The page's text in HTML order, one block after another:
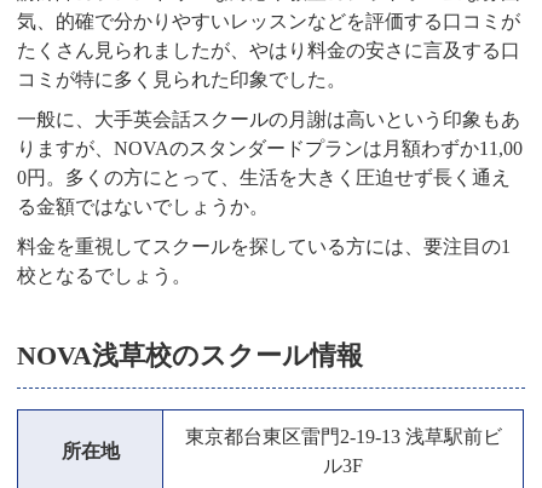
気、的確で分かりやすいレッスンなどを評価する口コミが
たくさん見られましたが、やはり料金の安さに言及する口
コミが特に多く見られた印象でした。
一般に、大手英会話スクールの月謝は高いという印象もあ
りますが、NOVAのスタンダードプランは月額わずか11,00
0円。多くの方にとって、生活を大きく圧迫せず長く通え
る金額ではないでしょうか。
料金を重視してスクールを探している方には、要注目の1
校となるでしょう。
NOVA浅草校のスクール情報
所在地
東京都台東区雷門2-19-13 浅草駅前ビ
ル3F